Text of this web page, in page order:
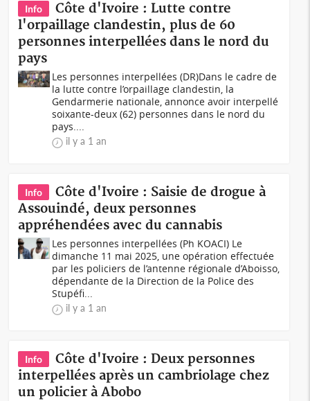
Info
Côte d'Ivoire : Lutte contre
l'orpaillage clandestin, plus de 60
personnes interpellées dans le nord du
pays
Les personnes interpellées (DR)Dans le cadre de
la lutte contre l’orpaillage clandestin, la
Gendarmerie nationale, annonce avoir interpellé
soixante-deux (62) personnes dans le nord du
pays....
il y a 1 an
Info
Côte d'Ivoire : Saisie de drogue à
Assouindé, deux personnes
appréhendées avec du cannabis
Les personnes interpellées (Ph KOACI) Le
dimanche 11 mai 2025, une opération effectuée
par les policiers de l’antenne régionale d’Aboisso,
dépendante de la Direction de la Police des
Stupéfi...
il y a 1 an
Info
Côte d'Ivoire : Deux personnes
interpellées après un cambriolage chez
un policier à Abobo